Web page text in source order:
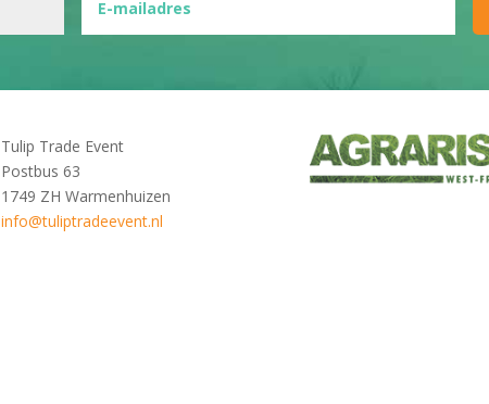
Tulip Trade Event
Postbus 63
1749 ZH Warmenhuizen
info@tuliptradeevent.nl